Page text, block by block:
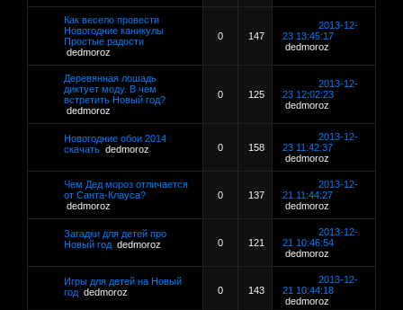
Как весело провести
Новогодние каникулы
Простые радости
dedmoroz
0 147
2013-12-
23 13:45:17
dedmoroz
Деревянная лошадь
диктует моду. В чем
встретить Новый год?
dedmoroz
0 125
2013-12-
23 12:02:23
dedmoroz
Новогодние обои 2014
скачать dedmoroz 0 158
2013-12-
23 11:42:37
dedmoroz
Чем Дед мороз отличается
от Санта-Клауса?
dedmoroz
0 137
2013-12-
21 11:44:27
dedmoroz
Загадки для детей про
Новый год dedmoroz 0 121
2013-12-
21 10:46:54
dedmoroz
Игры для детей на Новый
год dedmoroz 0 143
2013-12-
21 10:44:18
dedmoroz